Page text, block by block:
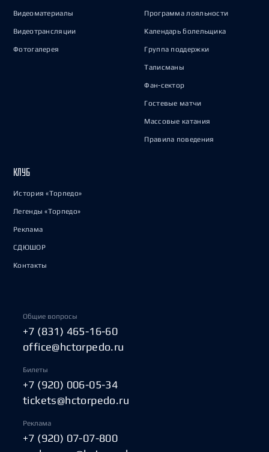
Видеоматериалы
Видеотрансляции
Фотогалерея
Программа лояльности
Календарь болельщика
Группа поддержки
Талисманы
Фан-сектор
Гостевые матчи
Массовые катания
Правила поведения
КЛУБ
История «Торпедо»
Легенды «Торпедо»
Реклама
СДЮШОР
Контакты
Общие вопросы
+7 (831) 465-16-60
office@hctorpedo.ru
Билеты
+7 (920) 006-05-34
tickets@hctorpedo.ru
Реклама
+7 (920) 07-07-800